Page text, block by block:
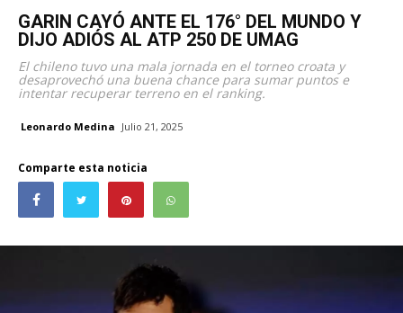
GARIN CAYÓ ANTE EL 176° DEL MUNDO Y
DIJO ADIÓS AL ATP 250 DE UMAG
El chileno tuvo una mala jornada en el torneo croata y
desaprovechó una buena chance para sumar puntos e
intentar recuperar terreno en el ranking.
Leonardo Medina Julio 21, 2025
Comparte esta noticia